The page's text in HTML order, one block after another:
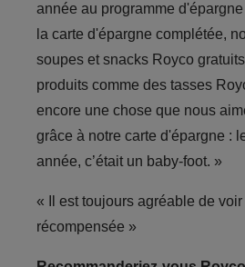
année au programme
la carte d'épargne complétée,
soupes et snacks Royco
produits comme des tasses
encore une chose que nous
grâce à notre carte d'épargne :
année, c’était un baby-foot. »
« Il est toujours agréable de
récompensée »